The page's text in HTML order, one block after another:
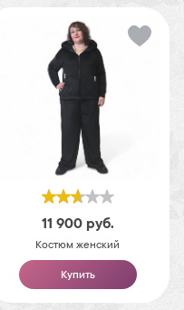
11 900 руб.
Костюм женский
Купить